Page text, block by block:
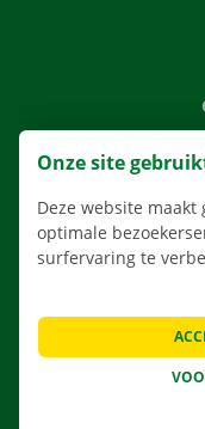
Onze site
Deze website maakt
optimale
surfervaring te